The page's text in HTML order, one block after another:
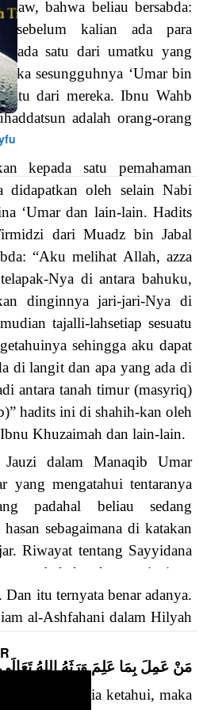
bahwa beliau bersabda:
sebelum kalian ada para
ada satu dari umatku yang
sesungguhnya ‘Umar bin
satu dari mereka. Ibnu Wahb
adalah orang-orang
kepada satu pemahaman
oleh selain Nabi
‘Umar dan lain-lain. Hadits
dari Muadz bin Jabal
“Aku melihat Allah, azza
Nya di antara bahuku,
dinginnya jari-jari-Nya di
tajalli-lahsetiap sesuatu
sehingga aku dapat
di langit dan apa yang ada di
antara tanah timur (masyriq)
hadits ini di shahih-kan oleh
Khuzaimah dan lain-lain.
dalam Manaqib Umar
yang mengatahui tentaranya
padahal beliau sedang
sebagaimana di katakan
Riwayat tentang Sayyidana
menebak kandungan istrinya
itu ternyata benar adanya.
al-Ashfahani dalam Hilyah
مَنْ عَمِلَ بِمَا عَلِمَ وَرَثَهُ اللهُ
apa yang dia ketahui, maka